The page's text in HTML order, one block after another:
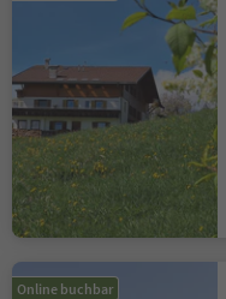
Online buchbar